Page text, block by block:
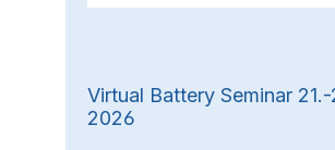
Virtual Battery Seminar
2026